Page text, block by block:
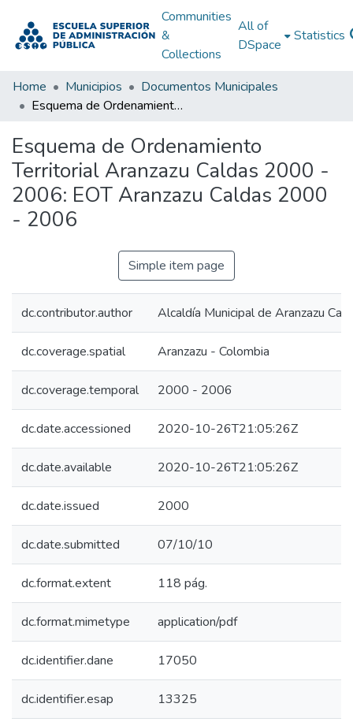
Communities
&
Collections
All of
DSpace
Statistics
Home Municipios
Documentos Municipales
Esquema de Ordenamiento Territorial Aranzazu Caldas 2000 - 2006: EOT Aranzazu Caldas 2000 - 2006
Esquema de Ordenamiento
Territorial Aranzazu Caldas 2000 -
2006: EOT Aranzazu Caldas 2000
- 2006
Simple item page
dc.contributor.author Alcaldía Municipal de Aranzazu
dc.coverage.spatial Aranzazu - Colombia
dc.coverage.temporal 2000 - 2006
dc.date.accessioned 2020-10-26T21:05:26Z
dc.date.available 2020-10-26T21:05:26Z
dc.date.issued 2000
dc.date.submitted 07/10/10
dc.format.extent 118 pág.
dc.format.mimetype application/pdf
dc.identifier.dane 17050
dc.identifier.esap 13325